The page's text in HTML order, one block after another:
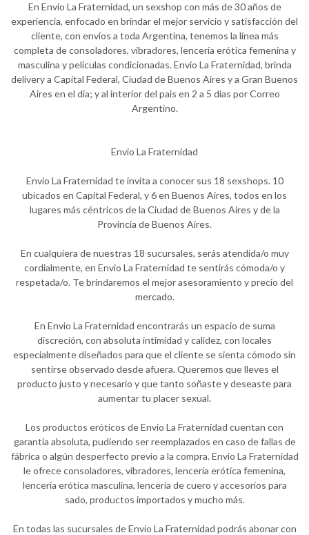
En Envio La Fraternidad, un sexshop con más de 30 años de
experiencia, enfocado en brindar el mejor servicio y satisfacción del
cliente, con envíos a toda Argentina, tenemos la línea más
completa de consoladores, vibradores, lencería erótica femenina y
masculina y películas condicionadas. Envio La Fraternidad, brinda
delivery a Capital Federal, Ciudad de Buenos Aires y a Gran Buenos
Aires en el día; y al interior del pais en 2 a 5 días por Correo
Argentino.
Envio La Fraternidad
Envio La Fraternidad te invita a conocer sus 18 sexshops. 10
ubicados en Capital Federal, y 6 en Buenos Aires, todos en los
lugares más céntricos de la Ciudad de Buenos Aires y de la
Provincia de Buenos Aires.
En cualquiera de nuestras 18 sucursales, serás atendida/o muy
cordialmente, en Envio La Fraternidad te sentirás cómoda/o y
respetada/o. Te brindaremos el mejor asesoramiento y precio del
mercado.
En Envio La Fraternidad encontrarás un espacio de suma
discreción, con absoluta intimidad y calidez, con locales
especialmente diseñados para que el cliente se sienta cómodo sin
sentirse observado desde afuera. Queremos que lleves el
producto justo y necesario y que tanto soñaste y deseaste para
aumentar tu placer sexual.
Los productos eróticos de Envio La Fraternidad cuentan con
garantía absoluta, pudiendo ser reemplazados en caso de fallas de
fábrica o algún desperfecto previo a la compra. Envio La Fraternidad
le ofrece consoladores, vibradores, lencería erótica femenina,
lencería erótica masculina, lencería de cuero y accesorios para
sado, productos importados y mucho más.
En todas las sucursales de Envio La Fraternidad podrás abonar con